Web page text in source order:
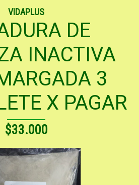
VIDAPLUS
DE
INACTIVA
3
X PAGAR
$33.000